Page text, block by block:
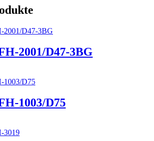
2001/D47-3BG
1003/D75